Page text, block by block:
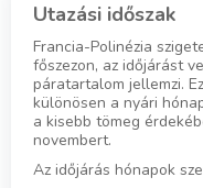
Utazási időszak
Francia-Polinézia
főszezon, az időjárást
páratartalom jellemzi.
különösen a nyári
a kisebb tömeg
novembert.
Az időjárás hónapok